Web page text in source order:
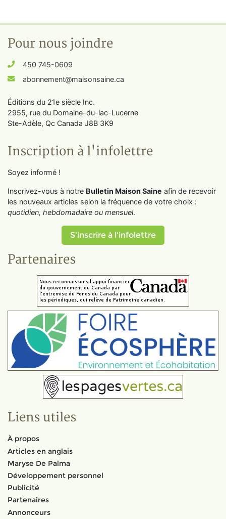
Pour nous joindre
450 745-0609
abonnement@maisonsaine.ca
Éditions du 21e siècle Inc.
2955, rue du Domaine-du-lac-Lucerne
Ste-Adèle, Qc Canada J8B 3K9
Inscription à l'infolettre
Soyez informé !
Inscrivez-vous à notre Bulletin Maison Saine afin de recevoir
les nouveaux articles selon la fréquence de votre choix :
quotidien, hebdomadaire ou mensuel.
S'inscrire à l'infolettre
Partenaires
Liens utiles
À propos
Articles en anglais
Maryse De Palma
Développement personnel
Publicité
Partenaires
Annonceurs